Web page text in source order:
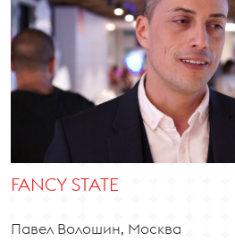
FANCY STATE
Павел Волошин, Москва